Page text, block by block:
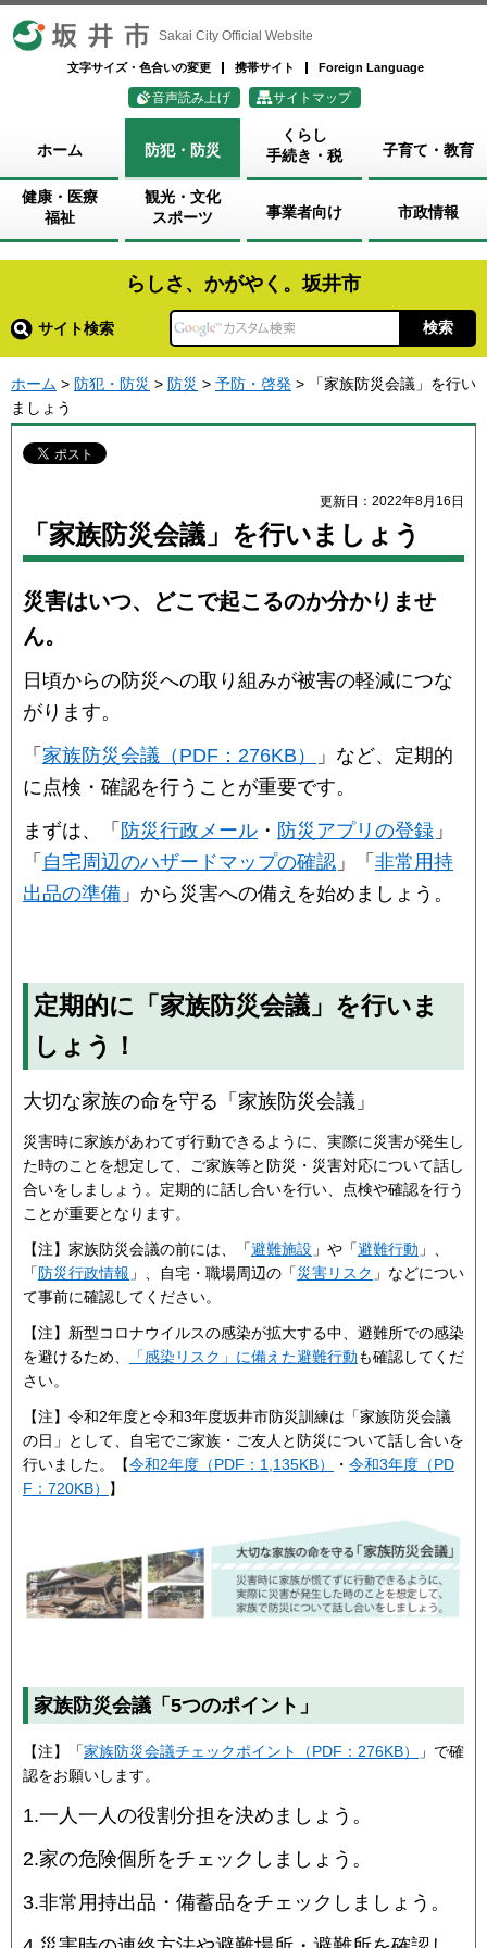
坂井市 Sakai City Official Website
文字サイズ・色合いの変更 携帯サイト Foreign Language
音声読み上げ サイトマップ
ホーム 防犯・防災
くらし
手続き・税
子育て・教育
健康・医療
福祉
観光・文化
スポーツ
事業者向け 市政情報
らしさ、かがやく。坂井市
サイト検索
ホーム > 防犯・防災 > 防災 > 予防・啓発 > 「家族防災会議」を行い
ましょう
更新日：2022年8月16日
「家族防災会議」を行いましょう
災害はいつ、どこで起こるのか分かりませ
ん。
日頃からの防災への取り組みが被害の軽減につな
がります。
「 家族防災会議（PDF：276KB）
」など、定期的
に点検・確認を行うことが重要です。
まずは、「 防災行政メール ・ 防災アプリの登録 」
「 自宅周辺のハザードマップの確認 」「 非常用持
出品の準備 」から災害への備えを始めましょう。
定期的に「家族防災会議」を行いま
しょう！
大切な家族の命を守る「家族防災会議」
災害時に家族があわてず行動できるように、実際に災害が発生し
た時のことを想定して、ご家族等と防災・災害対応について話し
合いをしましょう。定期的に話し合いを行い、点検や確認を行う
ことが重要となります。
【注】家族防災会議の前には、「避難施設 」や「避難行動 」、
「防災行政情報 」、自宅・職場周辺の「災害リスク 」などについ
て事前に確認してください。
【注】新型コロナウイルスの感染が拡大する中、避難所での感染
を避けるため、
「感染リスク」に備えた避難行動も確認してくだ
さい。
【注】令和2年度と令和3年度坂井市防災訓練は「家族防災会議
の日」として、自宅でご家族・ご友人と防災について話し合いを
行いました。【令和2年度（PDF：1,135KB） ・ 令和3年度（PD
F：720KB）
】
家族防災会議「5つのポイント」
【注】「家族防災会議チェックポイント（PDF：276KB）
」で確
認をお願いします。
1.一人一人の役割分担を決めましょう。
2.家の危険個所をチェックしましょう。
3.非常用持出品・備蓄品をチェックしましょう。